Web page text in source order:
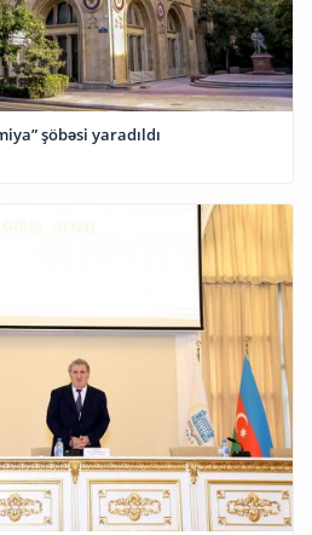
şöbəsi yaradıldı